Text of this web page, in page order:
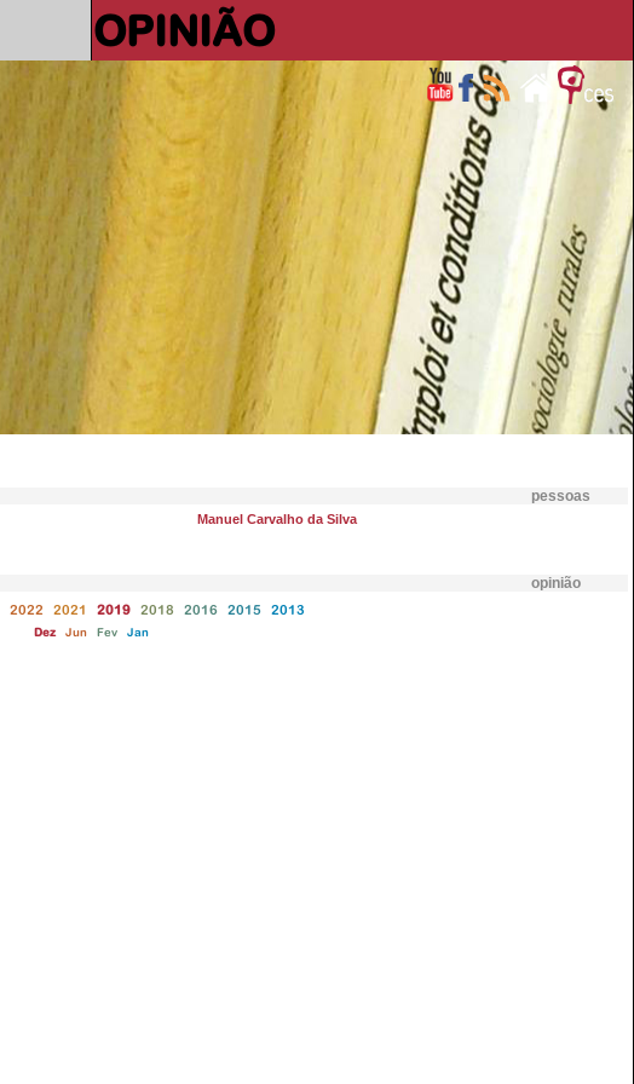
OPINIÃO
pessoas
Manuel Carvalho da Silva
opinião
2022 2021 2019 2018 2016 2015 2013
Dez Jun Fev Jan